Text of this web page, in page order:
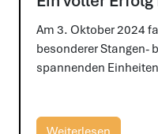
03.10.2024
Stangenkurs
Am 3. Oktober 2024